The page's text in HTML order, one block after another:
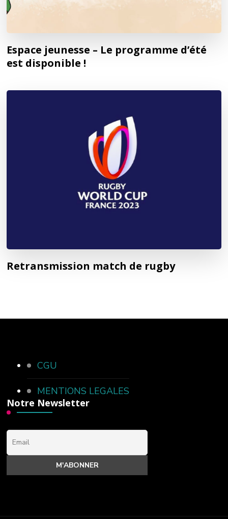
Espace jeunesse – Le programme d’été
est disponible !
Retransmission match de rugby
CGU
MENTIONS LEGALES
Notre Newsletter